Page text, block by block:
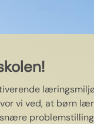
vi ved, at børn